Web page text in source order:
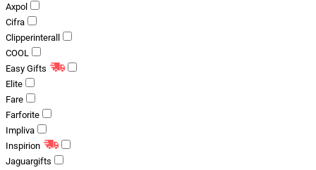
Axpol
Cifra
Clipperinterall
COOL
Easy Gifts
Elite
Fare
Farforite
Impliva
Inspirion
Jaguargifts